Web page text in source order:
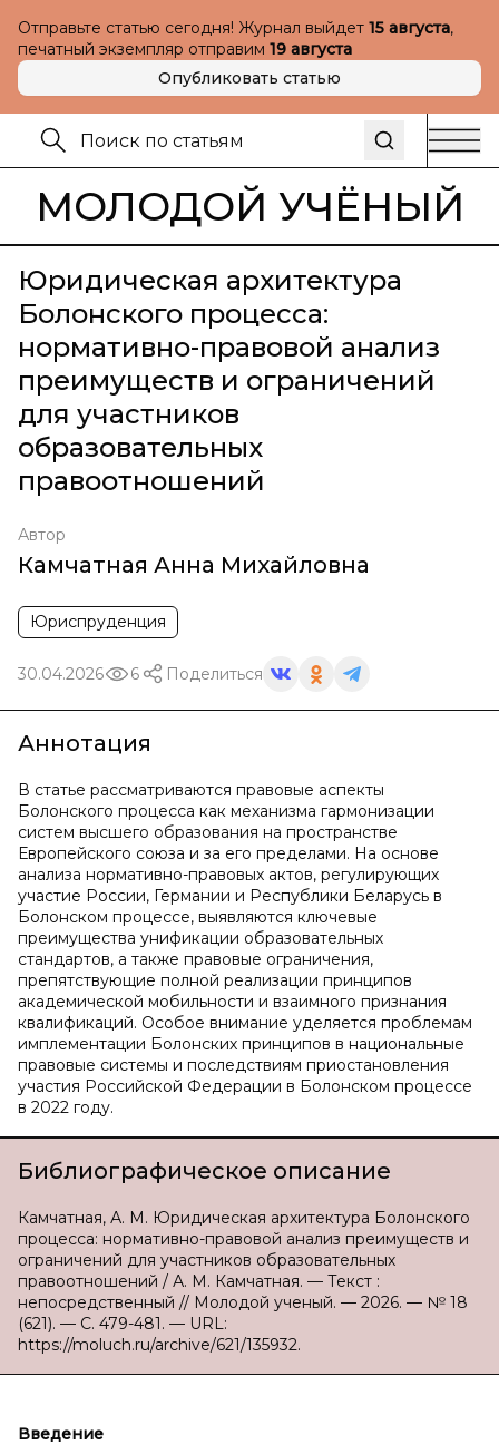
Отправьте статью сегодня! Журнал выйдет 15 августа,
печатный экземпляр отправим 19 августа
Опубликовать статью
МОЛОДОЙ УЧЁНЫЙ
Юридическая архитектура
Болонского процесса:
нормативно-правовой анализ
преимуществ и ограничений
для участников
образовательных
правоотношений
Автор
Камчатная Анна Михайловна
Юриспруденция
30.04.2026 6 Поделиться
Аннотация
В статье рассматриваются правовые аспекты
Болонского процесса как механизма гармонизации
систем высшего образования на пространстве
Европейского союза и за его пределами. На основе
анализа нормативно-правовых актов, регулирующих
участие России, Германии и Республики Беларусь в
Болонском процессе, выявляются ключевые
преимущества унификации образовательных
стандартов, а также правовые ограничения,
препятствующие полной реализации принципов
академической мобильности и взаимного признания
квалификаций. Особое внимание уделяется проблемам
имплементации Болонских принципов в национальные
правовые системы и последствиям приостановления
участия Российской Федерации в Болонском процессе
в 2022 году.
Библиографическое описание
Камчатная, А. М. Юридическая архитектура Болонского
процесса: нормативно-правовой анализ преимуществ и
ограничений для участников образовательных
правоотношений / А. М. Камчатная. — Текст :
непосредственный // Молодой ученый. — 2026. — № 18
(621). — С. 479-481. — URL:
https://moluch.ru/archive/621/135932.
Введение